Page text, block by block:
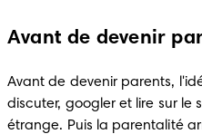
Avant de devenir
Avant de devenir parents,
discuter, googler et lire sur le
étrange. Puis la parentalité